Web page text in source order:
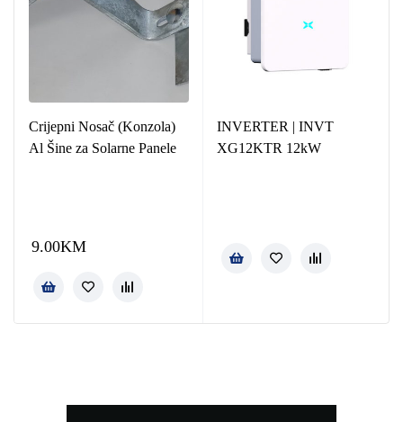
Crijepni Nosač (Konzola)
Al Šine za Solarne Panele
9.00KM
INVERTER | INVT
XG12KTR 12kW